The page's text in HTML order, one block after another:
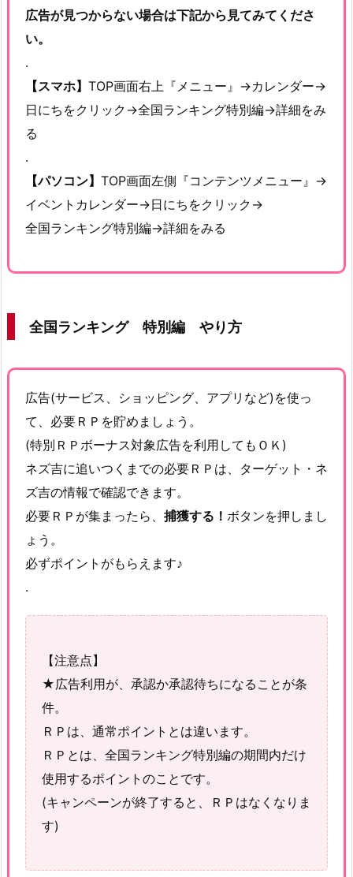
広告が見つからない場合は下記から見てみてくださ
い。
.
【スマホ】 TOP画面右上『メニュー』→カレンダー→
日にちをクリック→全国ランキング特別編→詳細をみ
る
.
【パソコン】 TOP画面左側『コンテンツメニュー』→
イベントカレンダー→日にちをクリック→
全国ランキング特別編→詳細をみる
全国ランキング 特別編 やり方
広告(サービス、ショッピング、アプリなど)を使っ
て、必要ＲＰを貯めましょう。
(特別ＲＰボーナス対象広告を利用してもＯＫ)
ネズ吉に追いつくまでの必要ＲＰは、ターゲット・ネ
ズ吉の情報で確認できます。
必要ＲＰが集まったら、 捕獲する！ ボタンを押しまし
ょう。
必ずポイントがもらえます♪
.
【注意点】
★広告利用が、承認か承認待ちになることが条
件。
ＲＰは、通常ポイントとは違います。
ＲＰとは、全国ランキング特別編の期間内だけ
使用するポイントのことです。
(キャンペーンが終了すると、ＲＰはなくなりま
す)